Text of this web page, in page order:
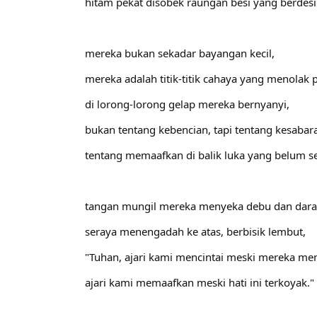
mereka bukan sekadar bayangan kecil,
mereka adalah titik-titik cahaya yang menolak
di lorong-lorong gelap mereka bernyanyi,
bukan tentang kebencian, tapi tentang
tentang memaafkan di balik luka yang belum
tangan mungil mereka menyeka debu dan
seraya menengadah ke atas, berbisik lembut,
"Tuhan, ajari kami mencintai meski mereka
ajari kami memaafkan meski hati ini terkoyak."